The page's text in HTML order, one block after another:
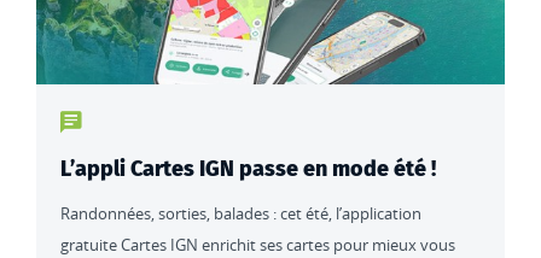
Type de contenu : actualités
L’appli Cartes IGN passe en mode été !
Randonnées, sorties, balades : cet été, l’application
gratuite Cartes IGN enrichit ses cartes pour mieux vous